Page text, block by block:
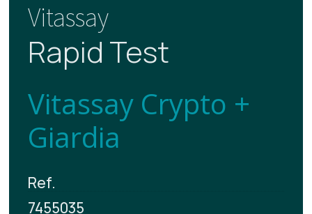
Vitassay
Rapid Test
Vitassay Crypto +
Giardia
Ref.
7455035